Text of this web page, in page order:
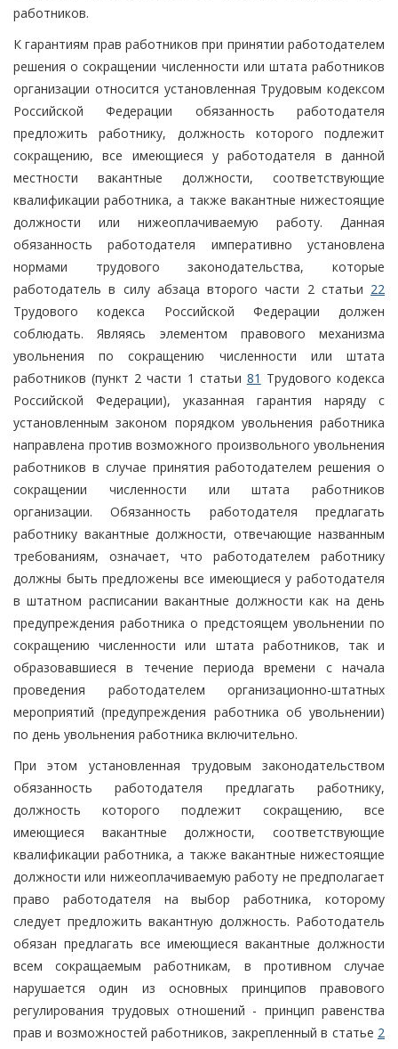
работников.
К гарантиям прав работников при принятии работодателем
решения о сокращении численности или штата работников
организации относится установленная Трудовым кодексом
Российской Федерации обязанность работодателя
предложить работнику, должность которого подлежит
сокращению, все имеющиеся у работодателя в данной
местности вакантные должности, соответствующие
квалификации работника, а также вакантные нижестоящие
должности или нижеоплачиваемую работу. Данная
обязанность работодателя императивно установлена
нормами трудового законодательства, которые
работодатель в силу абзаца второго части 2 статьи 22
Трудового кодекса Российской Федерации должен
соблюдать. Являясь элементом правового механизма
увольнения по сокращению численности или штата
работников (пункт 2 части 1 статьи 81 Трудового кодекса
Российской Федерации), указанная гарантия наряду с
установленным законом порядком увольнения работника
направлена против возможного произвольного увольнения
работников в случае принятия работодателем решения о
сокращении численности или штата работников
организации. Обязанность работодателя предлагать
работнику вакантные должности, отвечающие названным
требованиям, означает, что работодателем работнику
должны быть предложены все имеющиеся у работодателя
в штатном расписании вакантные должности как на день
предупреждения работника о предстоящем увольнении по
сокращению численности или штата работников, так и
образовавшиеся в течение периода времени с начала
проведения работодателем организационно-штатных
мероприятий (предупреждения работника об увольнении)
по день увольнения работника включительно.
При этом установленная трудовым законодательством
обязанность работодателя предлагать работнику,
должность которого подлежит сокращению, все
имеющиеся вакантные должности, соответствующие
квалификации работника, а также вакантные нижестоящие
должности или нижеоплачиваемую работу не предполагает
право работодателя на выбор работника, которому
следует предложить вакантную должность. Работодатель
обязан предлагать все имеющиеся вакантные должности
всем сокращаемым работникам, в противном случае
нарушается один из основных принципов правового
регулирования трудовых отношений - принцип равенства
прав и возможностей работников, закрепленный в статье 2